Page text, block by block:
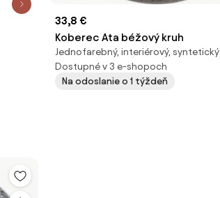
33,8 €
Koberec Ata béžový kruh
Jednofarebný, interiérový, syntetický
Dostupné v 3 e-shopoch
Na odoslanie o 1 týždeň